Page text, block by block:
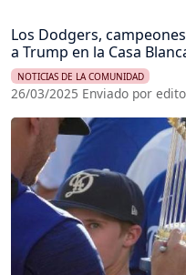
Los Dodgers,
a Trump en la Casa
NOTICIAS DE LA COMUNIDAD
26/03/2025 Enviado por
Imagen